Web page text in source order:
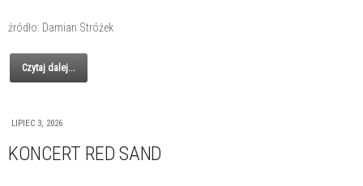
źródło: Damian Stróżek
Czytaj dalej...
LIPIEC 3, 2026
KONCERT RED SAND